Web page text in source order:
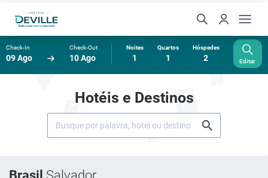
Check-In
09 Ago
Check-Out
10 Ago
Noites
1
Quartos
1
Hóspedes
2 Editar
Hotéis e Destinos